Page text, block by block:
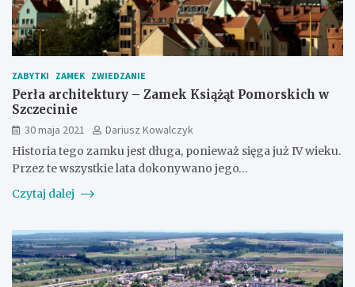
ZABYTKI ZAMEK ZWIEDZANIE
Perła architektury – Zamek Książąt Pomorskich w
Szczecinie
30 maja 2021
Dariusz Kowalczyk
Historia tego zamku jest długa, ponieważ sięga już IV wieku.
Przez te wszystkie lata dokonywano jego…
Czytaj dalej